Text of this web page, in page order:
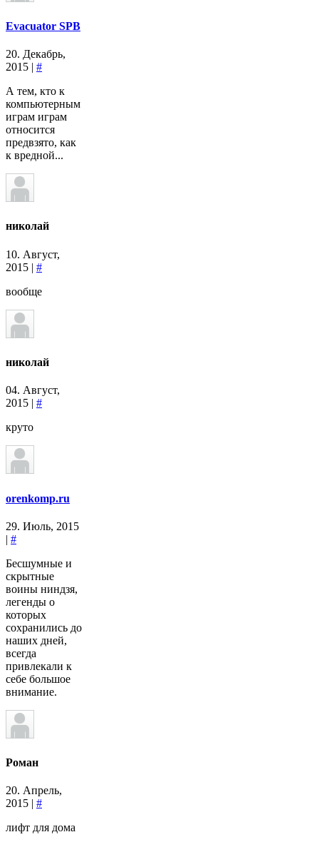
Evacuator SPB
20. Декабрь,
2015 | #
А тем, кто к
компьютерным
играм играм
относится
предвзято, как
к вредной...
николай
10. Август,
2015 | #
вообще
николай
04. Август,
2015 | #
круто
orenkomp.ru
29. Июль, 2015
| #
Бесшумные и
скрытные
воины ниндзя,
легенды о
которых
сохранились до
наших дней,
всегда
привлекали к
себе большое
внимание.
Роман
20. Апрель,
2015 | #
лифт для дома